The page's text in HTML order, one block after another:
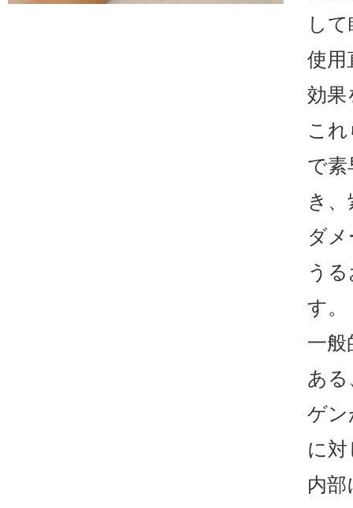
し
使用
効果
こ
で
き
ダ
う
す。
一般
あ
ゲン
に
内